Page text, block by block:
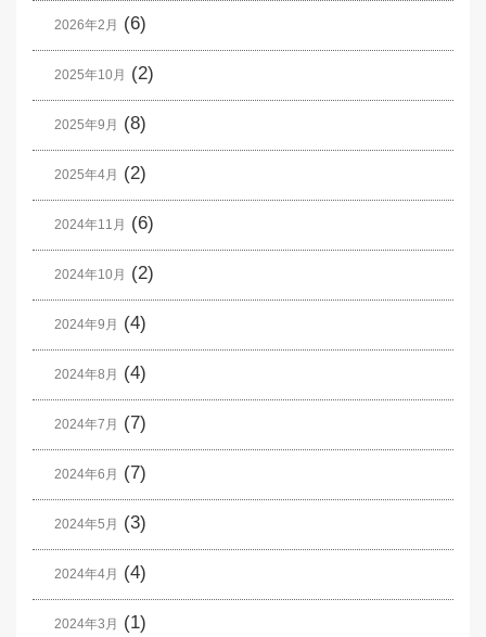
2026年2月 (6)
2025年10月 (2)
2025年9月 (8)
2025年4月 (2)
2024年11月 (6)
2024年10月 (2)
2024年9月 (4)
2024年8月 (4)
2024年7月 (7)
2024年6月 (7)
2024年5月 (3)
2024年4月 (4)
2024年3月 (1)